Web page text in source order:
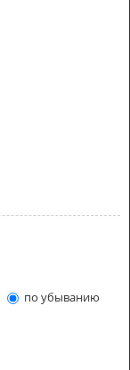
по убыванию